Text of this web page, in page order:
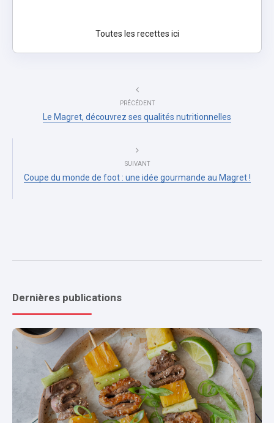
Toutes les recettes ici
PRÉCÉDENT
Le Magret, découvrez ses qualités nutritionnelles
SUIVANT
Coupe du monde de foot : une idée gourmande au Magret !
Dernières publications